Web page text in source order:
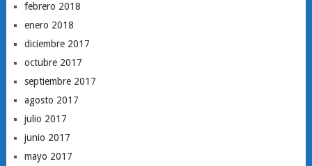
febrero 2018
enero 2018
diciembre 2017
octubre 2017
septiembre 2017
agosto 2017
julio 2017
junio 2017
mayo 2017